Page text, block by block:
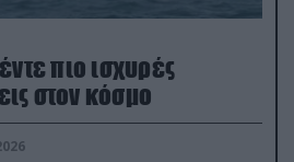
πιο ισχυρές
στον κόσμο